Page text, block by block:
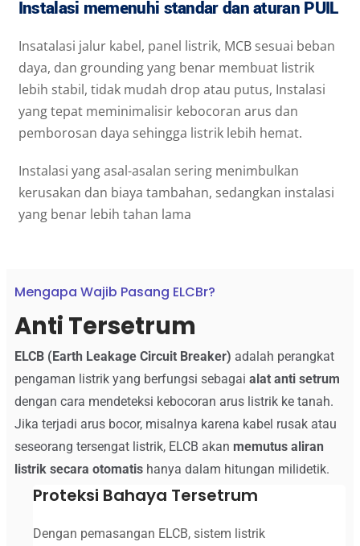
Instalasi memenuhi standar dan aturan PUIL
Insatalasi jalur kabel, panel listrik, MCB sesuai beban
daya, dan grounding yang benar membuat listrik
lebih stabil, tidak mudah drop atau putus, Instalasi
yang tepat meminimalisir kebocoran arus dan
pemborosan daya sehingga listrik lebih hemat.
Instalasi yang asal-asalan sering menimbulkan
kerusakan dan biaya tambahan, sedangkan instalasi
yang benar lebih tahan lama
Mengapa Wajib Pasang ELCBr?
Anti Tersetrum
ELCB (Earth Leakage Circuit Breaker) adalah perangkat
pengaman listrik yang berfungsi sebagai alat anti setrum
dengan cara mendeteksi kebocoran arus listrik ke tanah.
Jika terjadi arus bocor, misalnya karena kabel rusak atau
seseorang tersengat listrik, ELCB akan memutus aliran
listrik secara otomatishanya dalam hitungan milidetik.
Proteksi Bahaya Tersetrum
Dengan pemasangan ELCB, sistem listrik